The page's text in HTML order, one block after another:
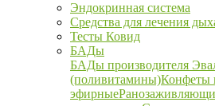
Эндокринная система
Средства для лечения
Тесты Ковид
БАДы
БАДы производителя
(поливитамины)Конфеты
эфирные